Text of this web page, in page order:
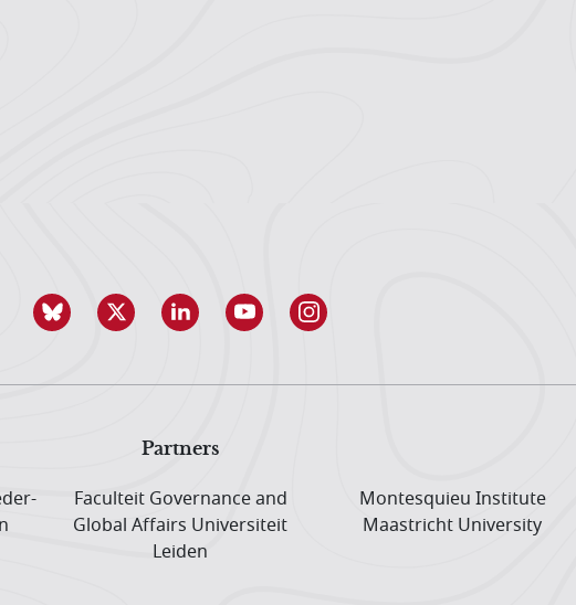
Partners
Faculteit Governance and
Global Affairs Universiteit
Leiden
Montesquieu Institute
Maastricht University